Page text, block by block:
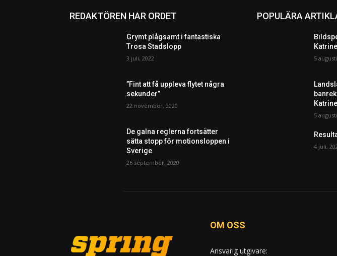
REDAKTÖREN HAR ORDET
Grymt plågsamt i fantastiska
Trosa Stadslopp
3 juli, 2022
”Fint att få uppleva flytet några
sekunder”
22 november, 2020
De galna reglerna fortsätter
sätta stopp för motionsloppen i
Sverige
26 september, 2020
POPULÄRA
5
5
4 juli,
OM OSS
Ansvarig utgivare: